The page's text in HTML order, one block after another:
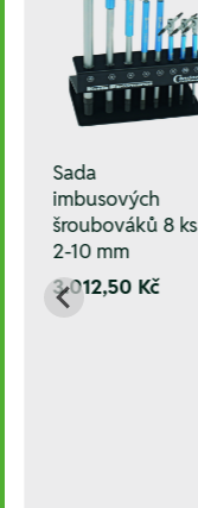
Sada
imbusových
šroubováků 8 ks
2-10 mm
3.012,50 Kč